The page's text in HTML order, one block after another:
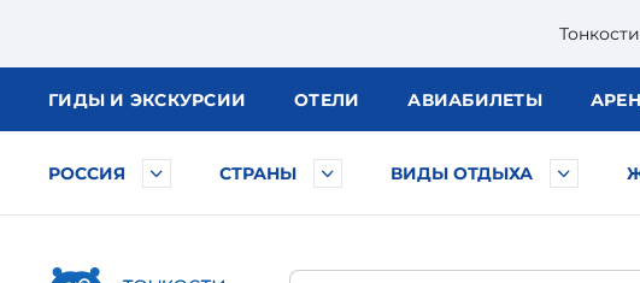
ГИДЫ И ЭКСКУРСИИ ОТЕЛИ АВИАБИЛЕТЫ
РОССИЯ СТРАНЫ ВИДЫ ОТДЫХА